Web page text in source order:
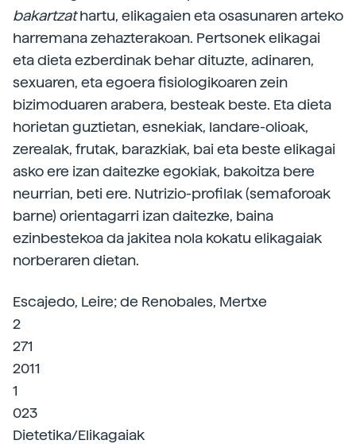
bakartzathartu, elikagaien eta osasunaren arteko
harremana zehazterakoan. Pertsonek elikagai
eta dieta ezberdinak behar dituzte, adinaren,
sexuaren, eta egoera fisiologikoaren zein
bizimoduaren arabera, besteak beste. Eta dieta
horietan guztietan, esnekiak, landare-olioak,
zerealak, frutak, barazkiak, bai eta beste elikagai
asko ere izan daitezke egokiak, bakoitza bere
neurrian, beti ere. Nutrizio-profilak (semaforoak
barne) orientagarri izan daitezke, baina
ezinbestekoa da jakitea nola kokatu elikagaiak
norberaren dietan.
Escajedo, Leire; de Renobales, Mertxe
2
271
2011
1
023
Dietetika/Elikagaiak